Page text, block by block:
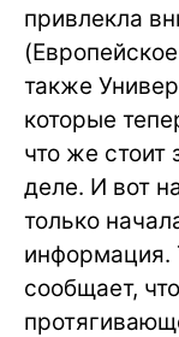
привлекла
также
которые
что же
деле. И вот
только
информация.
сообщает,